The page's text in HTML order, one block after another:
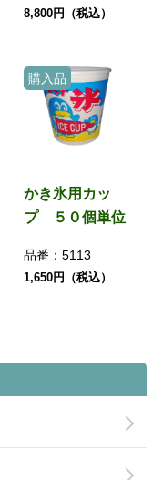
8,800円（税込）
購入品
かき氷用カッ
プ ５０個単位
品番： 5113
1,650円（税込）